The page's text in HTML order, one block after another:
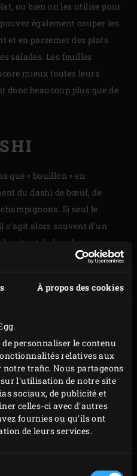
À propos des cookies
personnaliser le contenu
relatives aux
trafic. Nous partageons
l'utilisation de notre site
sociaux, de publicité et
celles-ci avec d'autres
fournies ou qu'ils ont
de leurs services.
ou bien on les utilise pour
également couper les
et en parsemer des plats
salades. Les feuilles
mieux toutes leurs
donc beaucoup plus que de
que « bouillon » en
du dashi de bœuf, de
Si seul le
alors souvent d’un
et de kombu, un
plein d’unami. Le
mais vous pouvez